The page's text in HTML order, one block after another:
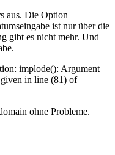
aus. Die Option
ist nur über die
gibt es nicht mehr. Und
implode(): Argument
in line (81) of
ohne Probleme.